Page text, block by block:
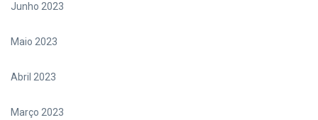
Junho 2023
Maio 2023
Abril 2023
Março 2023